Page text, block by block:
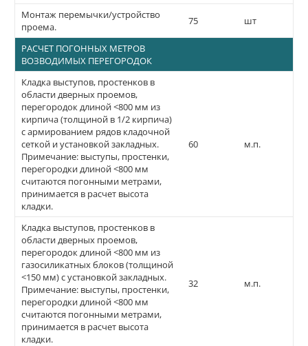
Монтаж перемычки/устройство
проема.
75 шт
РАСЧЕТ ПОГОННЫХ МЕТРОВ
ВОЗВОДИМЫХ ПЕРЕГОРОДОК
Кладка выступов, простенков в
области дверных проемов,
перегородок длиной <800 мм из
кирпича (толщиной в 1/2 кирпича)
с армированием рядов кладочной
сеткой и установкой закладных.
Примечание: выступы, простенки,
перегородки длиной <800 мм
считаются погонными метрами,
принимается в расчет высота
кладки.
60 м.п.
Кладка выступов, простенков в
области дверных проемов,
перегородок длиной <800 мм из
газосиликатных блоков (толщиной
<150 мм) с установкой закладных.
Примечание: выступы, простенки,
перегородки длиной <800 мм
считаются погонными метрами,
принимается в расчет высота
кладки.
32 м.п.